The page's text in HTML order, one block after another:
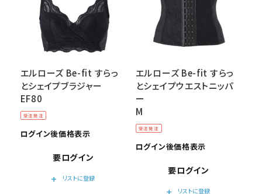
受注発注
エルローズ Be-fit すらっ
とシェイプブラジャー
EF80
ログイン後価格表示
要ログイン
add
リストに登録
受注発注
エルローズ Be-fit すらっ
とシェイプウエストニッパ
ー
M
ログイン後価格表示
要ログイン
リストに登録